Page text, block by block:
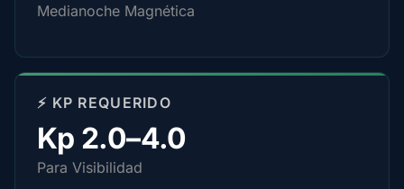
Medianoche Magnética
⚡ KP REQUERIDO
Kp 2.0–4.0
Para Visibilidad